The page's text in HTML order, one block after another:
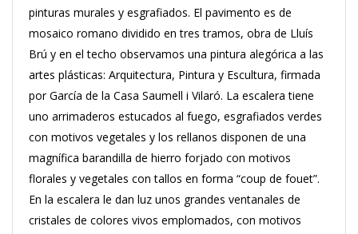
pinturas murales y esgrafiados. El pavimento es de
mosaico romano dividido en tres tramos, obra de Lluís
Brú y en el techo observamos una pintura alegórica a las
artes plásticas: Arquitectura, Pintura y Escultura, firmada
por García de la Casa Saumell i Vilaró. La escalera tiene
uno arrimaderos estucados al fuego, esgrafiados verdes
con motivos vegetales y los rellanos disponen de una
magnífica barandilla de hierro forjado con motivos
florales y vegetales con tallos en forma “coup de fouet”.
En la escalera le dan luz unos grandes ventanales de
cristales de colores vivos emplomados, con motivos